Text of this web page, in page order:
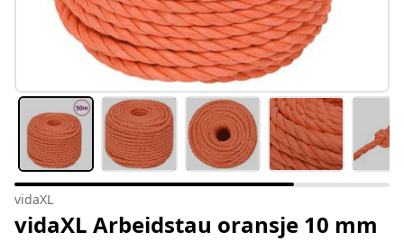
vidaXL
vidaXL Arbeidstau oransje 10 mm